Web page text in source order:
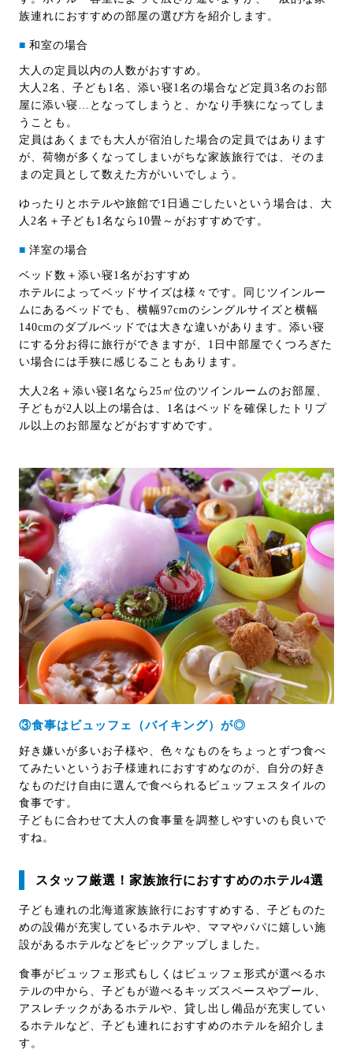
族連れにおすすめの部屋の選び方を紹介します。
■ 和室の場合
大人の定員以内の人数がおすすめ。
大人2名、子ども1名、添い寝1名の場合など定員3名のお部
屋に添い寝…となってしまうと、かなり手狭になってしま
うことも。
定員はあくまでも大人が宿泊した場合の定員ではあります
が、荷物が多くなってしまいがちな家族旅行では、そのま
まの定員として数えた方がいいでしょう。
ゆったりとホテルや旅館で1日過ごしたいという場合は、大
人2名＋子ども1名なら10畳～がおすすめです。
■ 洋室の場合
ベッド数＋添い寝1名がおすすめ
ホテルによってベッドサイズは様々です。同じツインルー
ムにあるベッドでも、横幅97cmのシングルサイズと横幅
140cmのダブルベッドでは大きな違いがあります。添い寝
にする分お得に旅行ができますが、1日中部屋でくつろぎた
い場合には手狭に感じることもあります。
大人2名＋添い寝1名なら25㎡位のツインルームのお部屋、
子どもが2人以上の場合は、1名はベッドを確保したトリプ
ル以上のお部屋などがおすすめです。
③食事はビュッフェ（バイキング）が◎
好き嫌いが多いお子様や、色々なものをちょっとずつ食べ
てみたいというお子様連れにおすすめなのが、自分の好き
なものだけ自由に選んで食べられるビュッフェスタイルの
食事です。
子どもに合わせて大人の食事量を調整しやすいのも良いで
すね。
スタッフ厳選！家族旅行におすすめのホテル4選
子ども連れの北海道家族旅行におすすめする、子どものた
めの設備が充実しているホテルや、ママやパパに嬉しい施
設があるホテルなどをピックアップしました。
食事がビュッフェ形式もしくはビュッフェ形式が選べるホ
テルの中から、子どもが遊べるキッズスペースやプール、
アスレチックがあるホテルや、貸し出し備品が充実してい
るホテルなど、子ども連れにおすすめのホテルを紹介しま
す。